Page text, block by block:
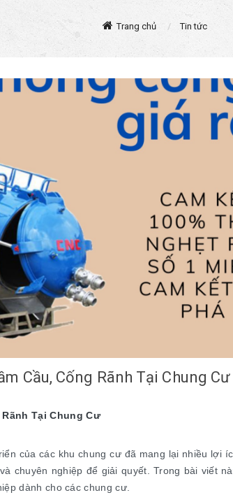
Trang chủ Tin tức
Cầu, Cống Rãnh Tại Chung Cư
Tại Chung Cư
của các khu chung cư đã mang lại nhiều lợi
chuyên nghiệp để giải quyết. Trong bài viết
dành cho các chung cư.